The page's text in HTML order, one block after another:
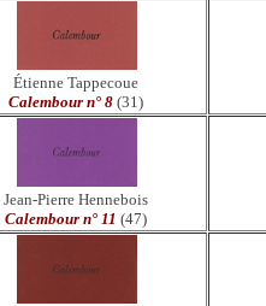
Étienne Tappecoue
Calembour n° 8 (31)
Jean-Pierre Hennebois
Calembour n° 11 (47)